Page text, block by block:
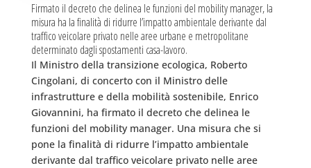
Firmato il decreto che delinea le funzioni del mobility manager, la
misura ha la finalità di ridurre l’impatto ambientale derivante dal
traffico veicolare privato nelle aree urbane e metropolitane
determinato dagli spostamenti casa-lavoro.
Il Ministro della transizione ecologica, Roberto
Cingolani, di concerto con il Ministro delle
infrastrutture e della mobilità sostenibile, Enrico
Giovannini, ha firmato il decreto che delinea le
funzioni del mobility manager. Una misura che si
pone la finalità di ridurre l’impatto ambientale
derivante dal traffico veicolare privato nelle aree